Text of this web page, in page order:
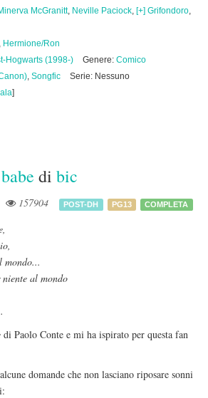
McGranitt, Neville Paciock, [+] Grifondoro,
Hermione/Ron
Hogwarts (1998-) Genere: Comico
, Songfic
Serie: Nessuno
]
di bic
157904 POST-DH PG13 COMPLETA
mondo...
al mondo
di Paolo Conte e mi ha ispirato per questa fan
domande che non lasciano riposare sonni